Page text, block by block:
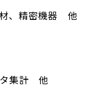
材、精密機器 他
タ集計 他